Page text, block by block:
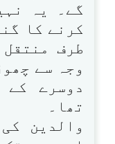
گے۔ یہ
کرنے کا
طرف
وجہ سے
دوسرے
تھا۔
والدین